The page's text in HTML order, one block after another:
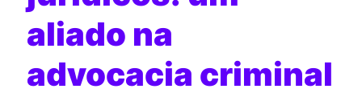
aliado na
advocacia criminal